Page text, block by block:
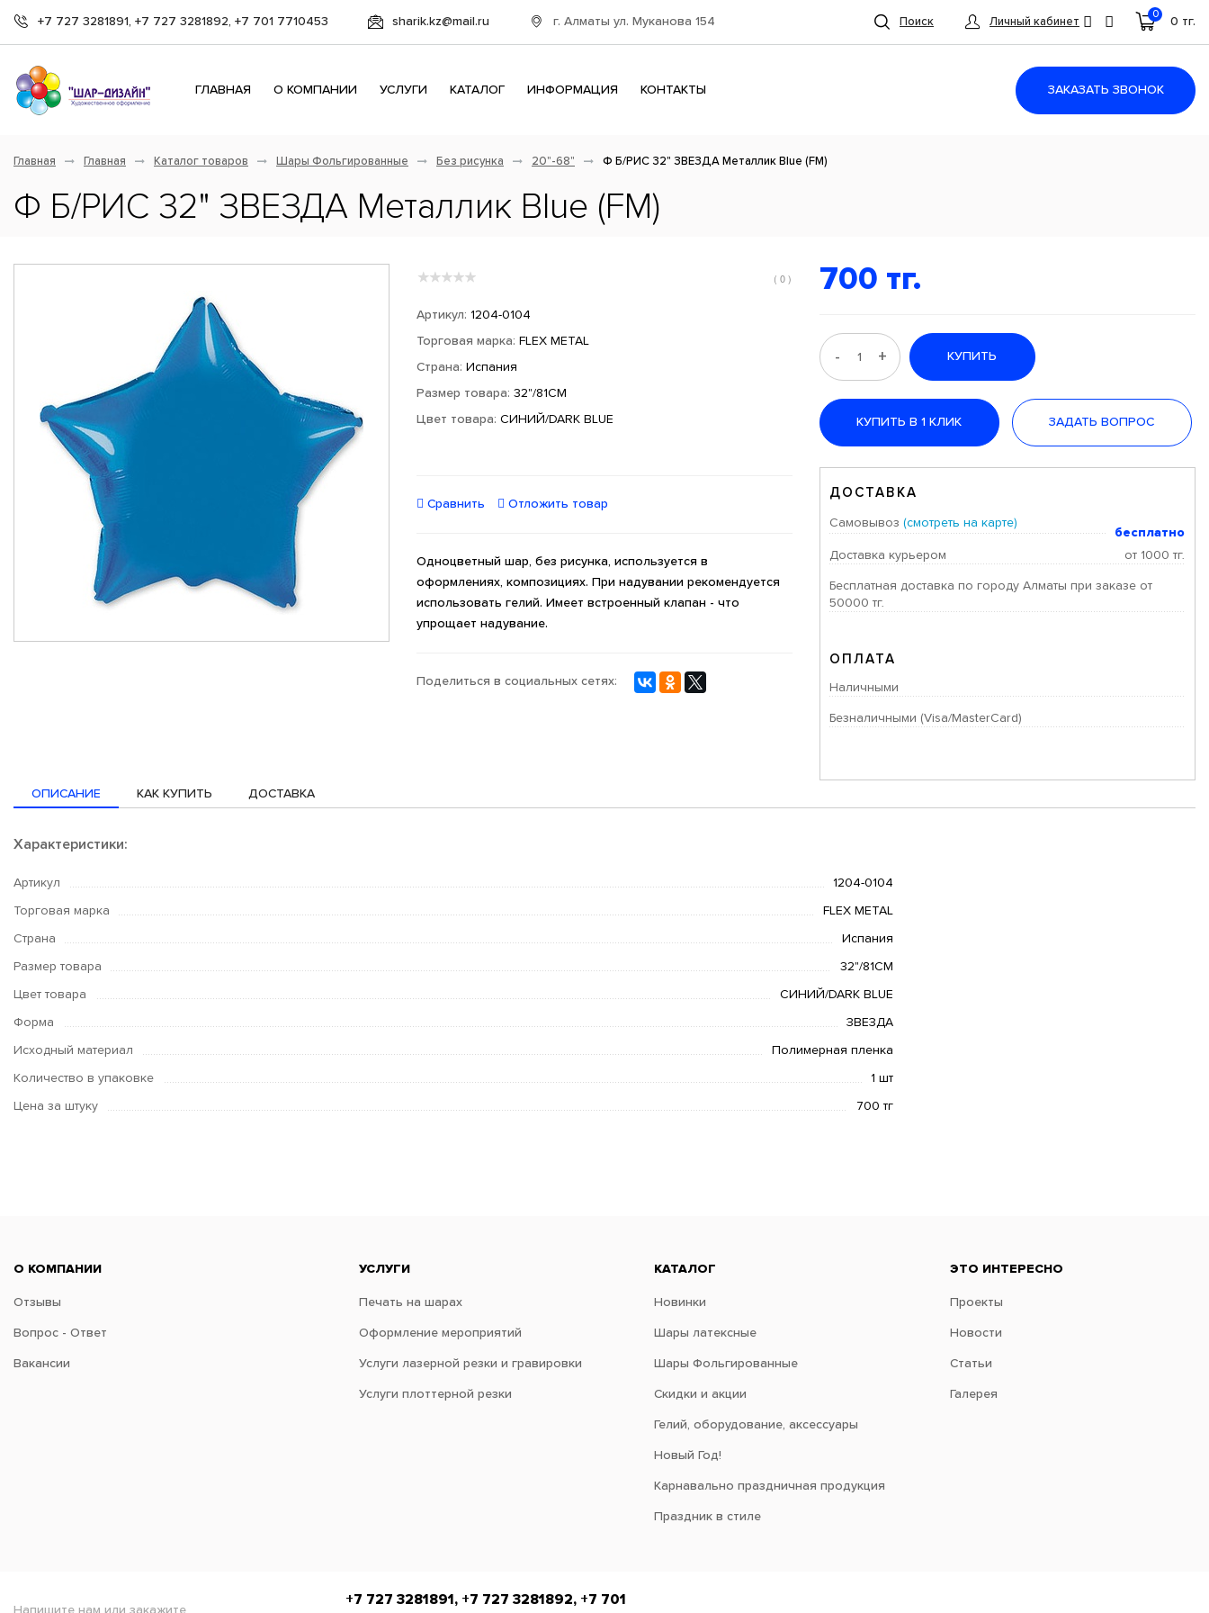
+7 727 3281891, +7 727 3281892, +7 701 7710453 sharik.kz@mail.ru г. Алматы ул. Муканова 154 Поиск Личный кабинет
0
0 тг.
ГЛАВНАЯ О КОМПАНИИ УСЛУГИ КАТАЛОГ ИНФОРМАЦИЯ КОНТАКТЫ ЗАКАЗАТЬ ЗВОНОК
Главная Главная Каталог товаров Шары Фольгированные Без рисунка 20"-68" Ф Б/РИС 32" ЗВЕЗДА Металлик Blue (FM)
Ф Б/РИС 32" ЗВЕЗДА Металлик Blue (FM)
( 0 )
Артикул: 1204-0104
Торговая марка: FLEX METAL
Страна: Испания
Размер товара: 32"/81СМ
Цвет товара: СИНИЙ/DARK BLUE
Сравнить Отложить товар
Одноцветный шар, без рисунка, используется в
оформлениях, композициях. При надувании рекомендуется
использовать гелий. Имеет встроенный клапан - что
упрощает надувание.
Поделиться в социальных сетях:
700 тг.
- + КУПИТЬ
КУПИТЬ В 1 КЛИК ЗАДАТЬ ВОПРОС
ДОСТАВКА
Самовывоз (смотреть на карте)
бесплатно
Доставка курьером
от 1000 тг.
Бесплатная доставка по городу Алматы при заказе от
50000 тг.
ОПЛАТА
Наличными
Безналичными (Visa/MasterCard)
ОПИСАНИЕ КАК КУПИТЬ ДОСТАВКА
Характеристики:
Артикул 1204-0104
Торговая марка FLEX METAL
Страна Испания
Размер товара 32"/81СМ
Цвет товара СИНИЙ/DARK BLUE
Форма ЗВЕЗДА
Исходный материал Полимерная пленка
Количество в упаковке 1 шт
Цена за штуку 700 тг
О КОМПАНИИ
Отзывы
Вопрос - Ответ
Вакансии
УСЛУГИ
Печать на шарах
Оформление мероприятий
Услуги лазерной резки и гравировки
Услуги плоттерной резки
КАТАЛОГ
Новинки
Шары латексные
Шары Фольгированные
Скидки и акции
Гелий, оборудование, аксессуары
Новый Год!
Карнавально праздничная продукция
Праздник в стиле
ЭТО ИНТЕРЕСНО
Проекты
Новости
Статьи
Галерея
Напишите нам или закажите
+7 727 3281891, +7 727 3281892, +7 701